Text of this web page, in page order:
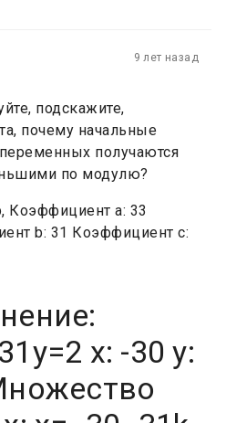
9 лет назад
подскажите,
почему начальные
получаются
по модулю?
Коэффициент а: 33
b: 31 Коэффициент с:
x: -30 y: